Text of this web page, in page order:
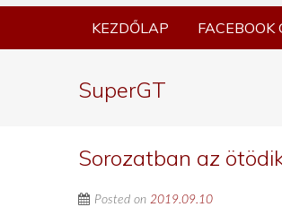
KEZDŐLAP FACEBOOK
SuperGT
Sorozatban az
Posted on 2019.09.10